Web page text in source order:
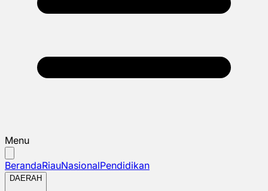
Menu
BerandaRiauNasionalPendidikan
DAERAH